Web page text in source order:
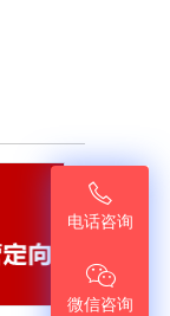

电话咨询

微信咨询